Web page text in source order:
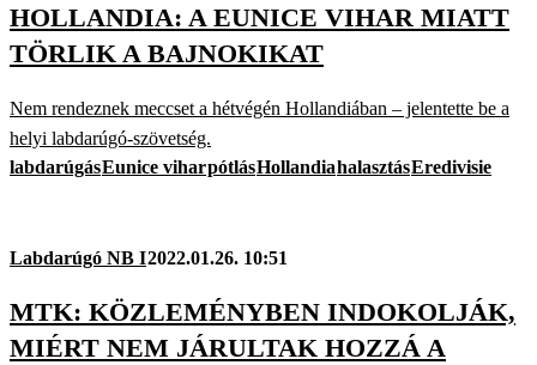
HOLLANDIA: A EUNICE VIHAR MIATT
TÖRLIK A BAJNOKIKAT
Nem rendeznek meccset a hétvégén Hollandiában – jelentette be a
helyi labdarúgó-szövetség.
labdarúgásEunice viharpótlásHollandiahalasztásEredivisie
Labdarúgó NB I2022.01.26. 10:51
MTK: KÖZLEMÉNYBEN INDOKOLJÁK,
MIÉRT NEM JÁRULTAK HOZZÁ A